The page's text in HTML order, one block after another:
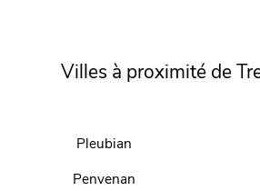
Villes à proximité de
Pleubian
Penvenan